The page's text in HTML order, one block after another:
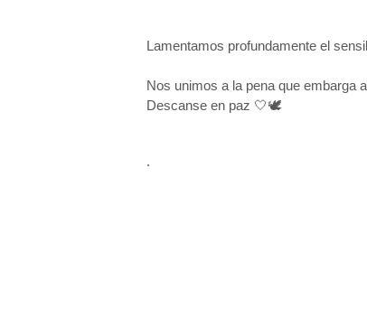
Lamentamos profundamente el
Nos unimos a la pena que embarga
Descanse en paz 🤍🕊️
.